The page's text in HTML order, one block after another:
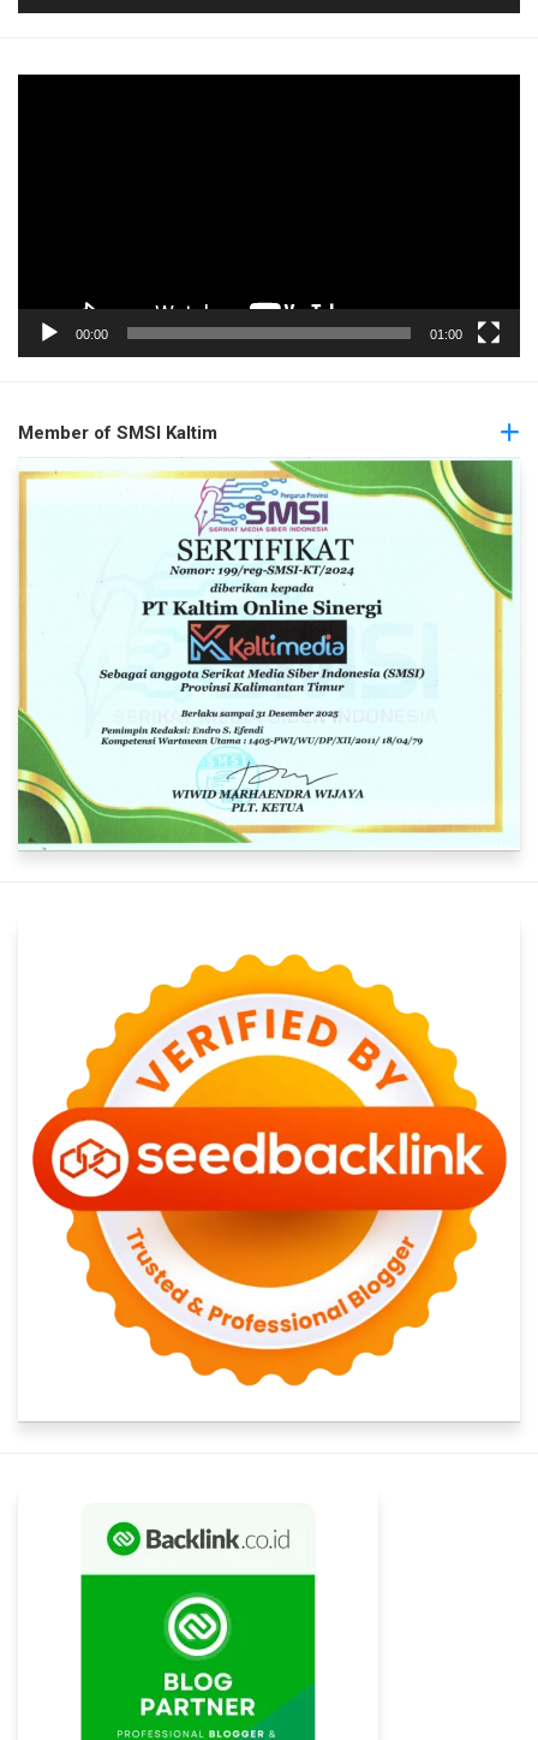
00:00 01:00
Member of SMSI Kaltim